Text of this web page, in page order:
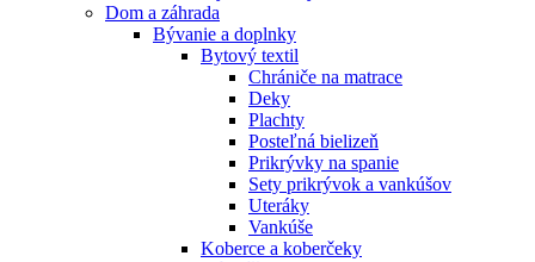
Dom a záhrada
Bývanie a doplnky
Bytový textil
Chrániče na matrace
Deky
Plachty
Posteľná bielizeň
Prikrývky na spanie
Sety prikrývok a vankúšov
Uteráky
Vankúše
Koberce a koberčeky